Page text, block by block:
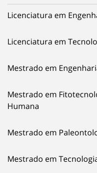
Licenciatura em
Licenciatura em
Mestrado em
Mestrado em
Humana
Mestrado em
Mestrado em